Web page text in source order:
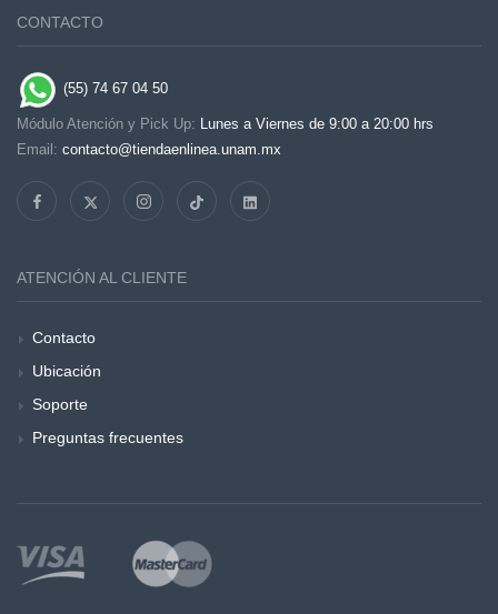
CONTACTO
(55) 74 67 04 50
Módulo Atención y Pick Up: Lunes a Viernes de 9:00 a 20:00 hrs
Email: contacto@tiendaenlinea.unam.mx
ATENCIÓN AL CLIENTE
Contacto
Ubicación
Soporte
Preguntas frecuentes